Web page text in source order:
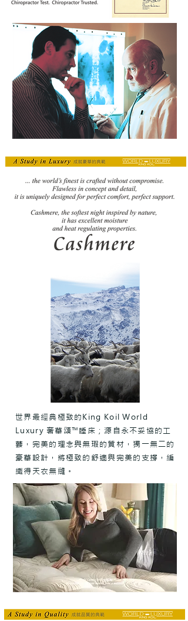
世界最經典極致的King Koil World
Luxury 奢華頌™睡床；源自永不妥協的工
藝，完美的理念與無瑕的質材，​獨一無二的
豪華設計，將極致的舒適與完美的支撐，編
織得天衣無縫。